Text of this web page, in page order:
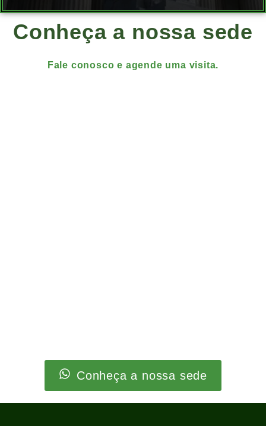
Conheça a nossa sede
Fale conosco e agende uma visita.
Conheça a nossa sede